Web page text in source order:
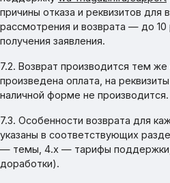
причины отказа и реквизитов для
рассмотрения и возврата — до
получения заявления.
7.2. Возврат производится тем
произведена оплата, на
наличной форме не производится.
7.3. Особенности возврата для
указаны в соответствующих
— темы, 4.x — тарифы
доработки).